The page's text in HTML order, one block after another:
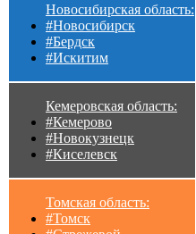
Новосибирская область:
#Новосибирск
#Бердск
#Искитим
Кемеровская область:
#Кемерово
#Новокузнецк
#Киселевск
Томская область:
#Томск